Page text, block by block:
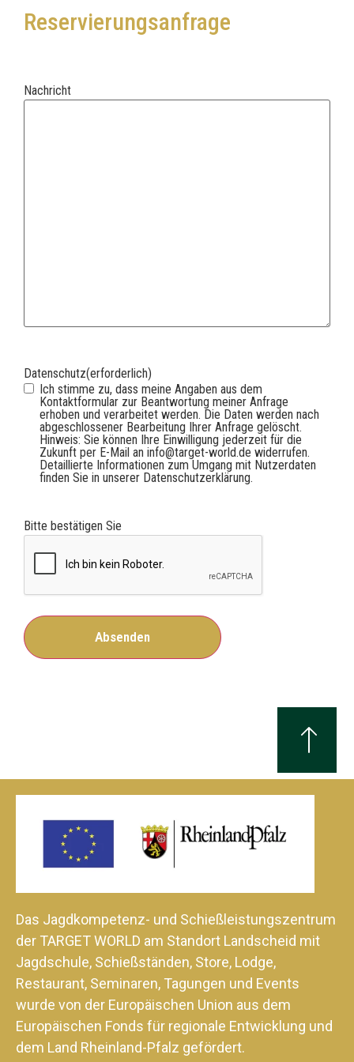
Reservierungsanfrage
Nachricht
Datenschutz(erforderlich)
Ich stimme zu, dass meine Angaben aus dem
Kontaktformular zur Beantwortung meiner Anfrage
erhoben und verarbeitet werden. Die Daten werden nach
abgeschlossener Bearbeitung Ihrer Anfrage gelöscht.
Hinweis: Sie können Ihre Einwilligung jederzeit für die
Zukunft per E-Mail an info@target-world.de widerrufen.
Detaillierte Informationen zum Umgang mit Nutzerdaten
finden Sie in unserer Datenschutzerklärung.
Bitte bestätigen Sie
Das Jagdkompetenz- und Schießleistungszentrum
der TARGET WORLD am Standort Landscheid mit
Jagdschule, Schießständen, Store, Lodge,
Restaurant, Seminaren, Tagungen und Events
wurde von der Europäischen Union aus dem
Europäischen Fonds für regionale Entwicklung und
dem Land Rheinland-Pfalz gefördert.